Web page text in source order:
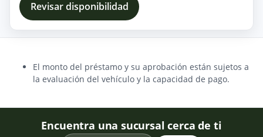
Revisar disponibilidad
El monto del préstamo y su aprobación están sujetos a
la evaluación del vehículo y la capacidad de pago.
Encuentra una sucursal cerca de ti